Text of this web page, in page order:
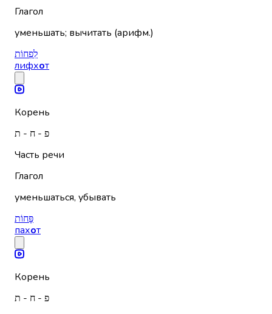
Глагол
уменьшать; вычитать (арифм.)
לִפְחוֹת
лифхот
Корень
פ - ח - ת
Часть речи
Глагол
уменьшаться, убывать
פָּחוֹת
пахот
Корень
פ - ח - ת